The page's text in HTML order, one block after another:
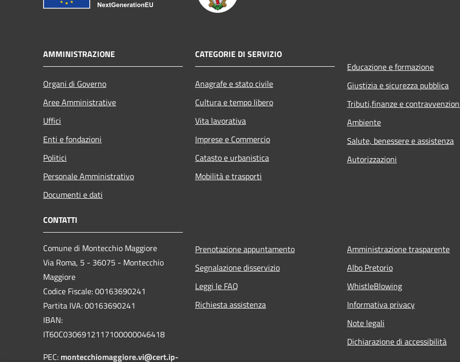
AMMINISTRAZIONE
Organi di Governo
Aree Amministrative
Uffici
Enti e fondazioni
Politici
Personale Amministrativo
Documenti e dati
CATEGORIE DI SERVIZIO
Anagrafe e stato civile
Cultura e tempo libero
Vita lavorativa
Imprese e Commercio
Catasto e urbanistica
Mobilità e trasporti
Educazione e formazione
Giustizia e sicurezza pubblica
Tributi,finanze e
Ambiente
Salute, benessere e assistenza
Autorizzazioni
CONTATTI
Comune di Montecchio Maggiore
Via Roma, 5 - 36075 - Montecchio
Maggiore
Codice Fiscale: 00163690241
Partita IVA: 00163690241
IBAN:
IT60C0306912117100000046418
PEC: montecchiomaggiore.vi@cert.ip-
Prenotazione appuntamento
Segnalazione disservizio
Leggi le FAQ
Richiesta assistenza
Amministrazione trasparente
Albo Pretorio
WhistleBlowing
Informativa privacy
Note legali
Dichiarazione di accessibilità